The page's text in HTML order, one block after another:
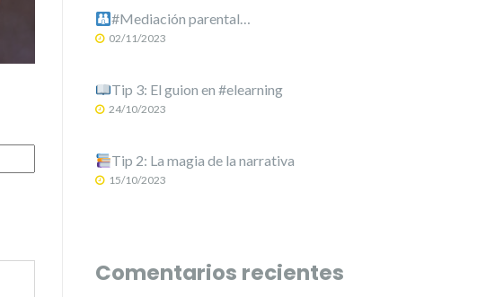
#Mediación parental…
02/11/2023
Tip 3: El guion en #elearning
24/10/2023
Tip 2: La magia de la narrativa
15/10/2023
Comentarios recientes